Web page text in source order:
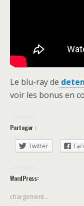
Le blu-ray de
voir les bonus en
Partager :
Twitter
WordPress:
chargement…